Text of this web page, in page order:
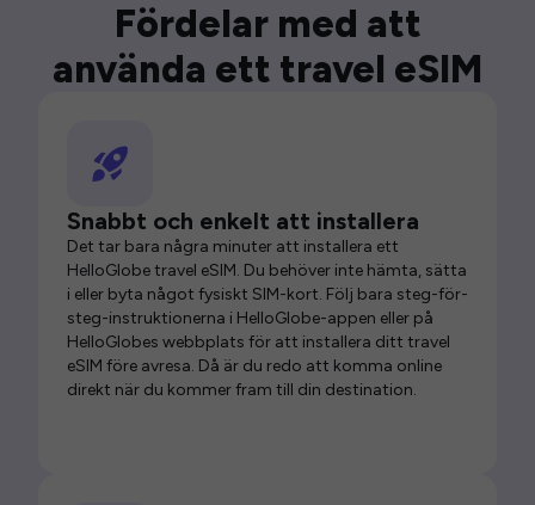
Fördelar med att
använda ett travel eSIM
Snabbt och enkelt att installera
Det tar bara några minuter att installera ett
HelloGlobe travel eSIM. Du behöver inte hämta, sätta
i eller byta något fysiskt SIM-kort. Följ bara steg-för-
steg-instruktionerna i HelloGlobe-appen eller på
HelloGlobes webbplats för att installera ditt travel
eSIM före avresa. Då är du redo att komma online
direkt när du kommer fram till din destination.